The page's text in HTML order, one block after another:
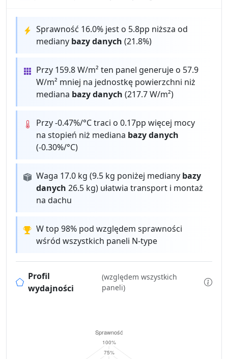
Sprawność 16.0% jest o 5.8pp niższa od
mediany bazy danych (21.8%)
Przy 159.8 W/m² ten panel generuje o 57.9
W/m² mniej na jednostkę powierzchni niż
mediana bazy danych (217.7 W/m²)
Przy -0.47%/°C traci o 0.17pp więcej mocy
na stopień niż mediana bazy danych
(-0.30%/°C)
Waga 17.0 kg (9.5 kg poniżej mediany bazy
danych 26.5 kg) ułatwia transport i montaż
na dachu
W top 98% pod względem sprawności
wśród wszystkich paneli N-type
Profil
wydajności
(względem wszystkich
paneli)